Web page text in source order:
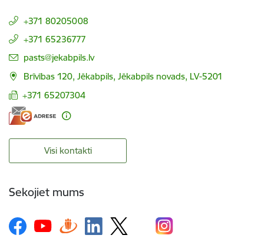
+371 80205008
+371 65236777
E-pasts:
pasts@jekabpils.lv
Brīvības 120, Jēkabpils, Jēkabpils novads, LV-5201
+371 65207304
Visi kontakti
Sekojiet mums